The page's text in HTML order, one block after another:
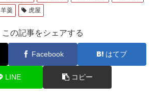
羊羹 虎屋
この記事をシェアする
Facebook はてブ
LINE コピー